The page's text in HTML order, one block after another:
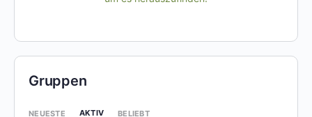
Gruppen
NEUESTE AKTIV BELIEBT